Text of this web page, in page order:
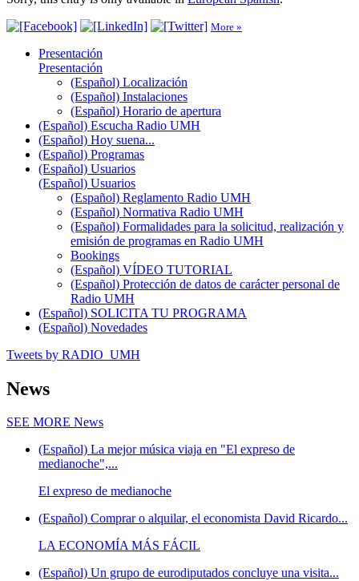
More »
Presentación
Presentación
(Español) Localización
(Español) Instalaciones
(Español) Horario de apertura
(Español) Escucha Radio UMH
(Español) Hoy suena...
(Español) Programas
(Español) Usuarios
(Español) Usuarios
(Español) Reglamento Radio UMH
(Español) Normativa Radio UMH
(Español) Formalidades para la solicitud, realización y
emisión de programas en Radio UMH
Bookings
(Español) VÍDEO TUTORIAL
(Español) Protección de datos de carácter personal de
Radio UMH
(Español) SOLICITA TU PROGRAMA
(Español) Novedades
Tweets by RADIO_UMH
News
SEE MORE News
(Español) La mejor música viaja en "El expreso de
medianoche",...
El expreso de medianoche
(Español) Comprar o alquilar, el economista David Ricardo...
LA ECONOMÍA MÁS FÁCIL
(Español) Un grupo de eurodiputados concluye una visita...